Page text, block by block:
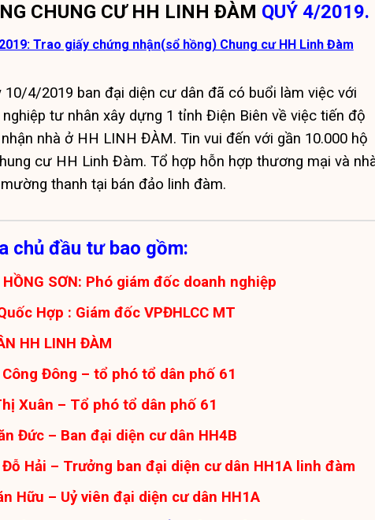
CHUNG CƯ HH LINH ĐÀM QUÝ 4/2019.
Trao giấy chứng nhận(sổ hồng) Chung cư HH Linh Đàm
10/4/2019 ban đại diện cư dân đã có buổi làm việc với
nghiệp tư nhân xây dựng 1 tỉnh Điện Biên về việc tiến độ
nhà ở HH LINH ĐÀM. Tin vui đến với gần 10.000 hộ
cư HH Linh Đàm. Tổ hợp hỗn hợp thương mại và
thanh tại bán đảo linh đàm.
chủ đầu tư bao gồm:
HỒNG SƠN: Phó giám đốc doanh nghiệp
Hợp : Giám đốc VPĐHLCC MT
HH LINH ĐÀM
Đông – tổ phó tổ dân phố 61
Xuân – Tổ phó tổ dân phố 61
Đức – Ban đại diện cư dân HH4B
Hải – Trưởng ban đại diện cư dân HH1A linh đàm
Hữu – Uỷ viên đại diện cư dân HH1A